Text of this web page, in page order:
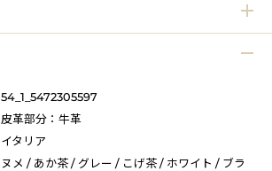
54_1_5472305597
皮革部分：牛革
イタリア
ヌメ / あか茶 / グレー / こげ茶 / ホワイト / ブラ